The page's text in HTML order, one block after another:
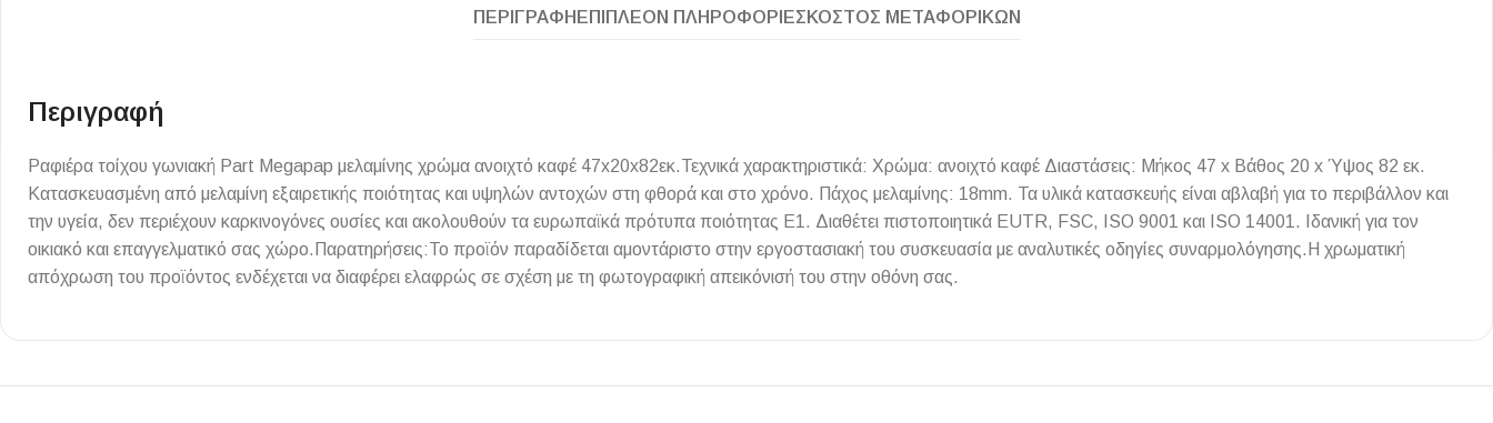
Εξωτερικού Χώρου
Τοίχου - Δαπέδου Μπάνιου
Πισίνας
Επένδυσης Τοίχου
Ψηφίδες
Οδηγός Αγοράς Πλακιδίων
ΠΟΙΟΤΗΤΑ
ΠΕΡΙΓΡΑΦΉ ΕΠΙΠΛΈΟΝ ΠΛΗΡΟΦΟΡΊΕΣ ΚΌΣΤΟΣ ΜΕΤΑΦΟΡΙΚΏΝ
Περιγραφή
Ραφιέρα τοίχου γωνιακή Part Megapap μελαμίνης χρώμα ανοιχτό καφέ 47x20x82εκ.Τεχνικά χαρακτηριστικά: Χρώμα: ανοιχτό καφέ Διαστάσεις: Μήκος 47 x Βάθος 20 x Ύψος 82 εκ.
Κατασκευασμένη από μελαμίνη εξαιρετικής ποιότητας και υψηλών αντοχών στη φθορά και στο χρόνο. Πάχος μελαμίνης: 18mm. Τα υλικά κατασκευής είναι αβλαβή για το περιβάλλον και
την υγεία, δεν περιέχουν καρκινογόνες ουσίες και ακολουθούν τα ευρωπαϊκά πρότυπα ποιότητας Ε1. Διαθέτει πιστοποιητικά EUTR, FSC, ISO 9001 και ISO 14001. Ιδανική για τον
οικιακό και επαγγελματικό σας χώρο.Παρατηρήσεις:Το προϊόν παραδίδεται αμοντάριστο στην εργοστασιακή του συσκευασία με αναλυτικές οδηγίες συναρμολόγησης.Η χρωματική
απόχρωση του προϊόντος ενδέχεται να διαφέρει ελαφρώς σε σχέση με τη φωτογραφική απεικόνισή του στην οθόνη σας.